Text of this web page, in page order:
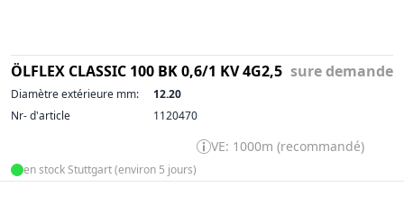
ÖLFLEX CLASSIC 100 BK 0,6/1 KV 4G2,5 sure demande
Diamètre extérieure mm:
12.20
Nr- d'article
1120470
VE: 1000m (recommandé)
en stock Stuttgart (environ 5 jours)